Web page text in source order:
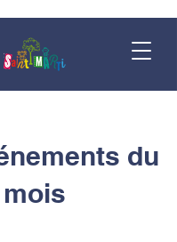
du
mois